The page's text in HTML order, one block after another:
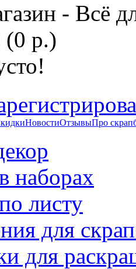
- Всё
(0 р.)
НовостиОтзывыПро
наборах
листу
для
для